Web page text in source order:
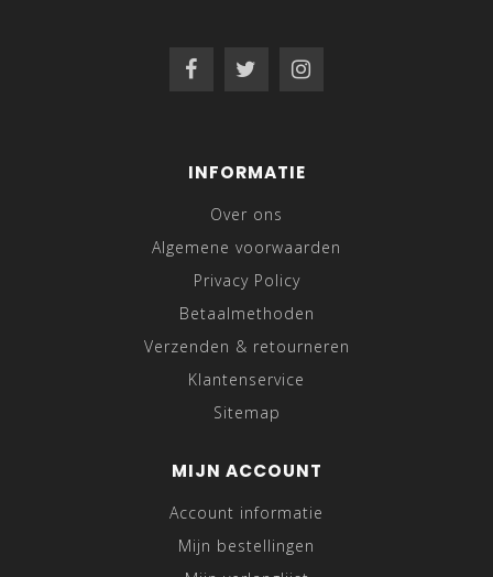
INFORMATIE
Over ons
Algemene voorwaarden
Privacy Policy
Betaalmethoden
Verzenden & retourneren
Klantenservice
Sitemap
MIJN ACCOUNT
Account informatie
Mijn bestellingen